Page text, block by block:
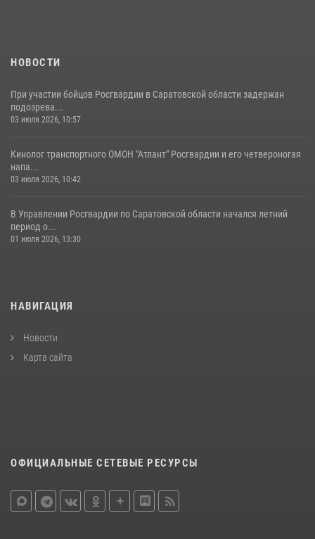
05 августа 2026, 12:55
НОВОСТИ
При участии бойцов Росгвардии в Саратовской области задержан
подозрева...
03 июля 2026, 10:57
Кинолог транспортного ОМОН "Атлант" Росгвардии и его четвероногая
напа...
03 июля 2026, 10:42
В Управлении Росгвардии по Саратовской области начался летний
период о...
01 июля 2026, 13:30
НАВИГАЦИЯ
Новости
Карта сайта
ОФИЦИАЛЬНЫЕ СЕТЕВЫЕ РЕСУРСЫ